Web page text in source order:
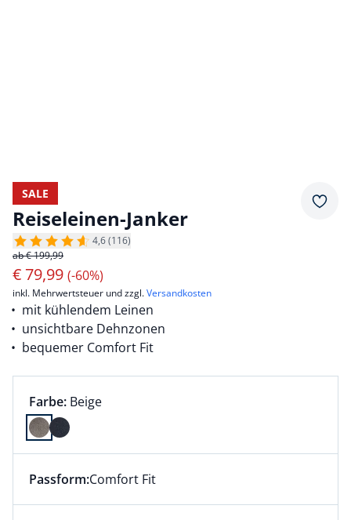
SALE
Reiseleinen-Janker
4,6 (116)
ab € 199,99
€ 79,99 (-60%)
inkl. Mehrwertsteuer und zzgl.Versandkosten
mit kühlendem Leinen
unsichtbare Dehnzonen
bequemer Comfort Fit
Farbauswahl:
Farbe: aktuell ausgewählt:
Beige
Farbe Beige ausgewählt
Dieser Artikel hat die Passform Comfort Fit. für
Passform:Comfort Fit